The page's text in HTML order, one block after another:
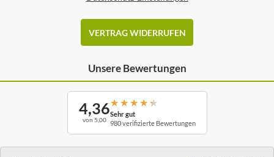
VERTRAG WIDERRUFEN
Unsere Bewertungen
4,36
von 5,00
★ ★ ★ ★ ★
Sehr gut
980 verifizierte Bewertungen